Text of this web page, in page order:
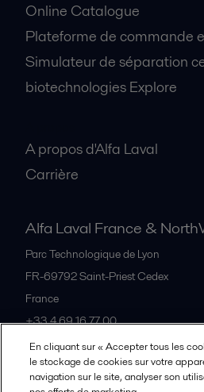
Online Catalogue
Plateforme de commande
Simulateur de séparation
biotechnologies Explore
A propos d'Alfa Laval
Carrière
Alfa Laval France &
Parc Technologique de Lyon
FR-69792Saint-Priest Cedex
France
+33 4 69 16 77 00
Tous les bureaux et
En cliquant sur « Accepter tous les
le stockage de cookies sur votre
navigation sur le site, analyser son